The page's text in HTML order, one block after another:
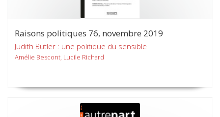
Raisons politiques 76, novembre 2019
Judith Butler : une politique du sensible
Amélie Bescont, Lucile Richard